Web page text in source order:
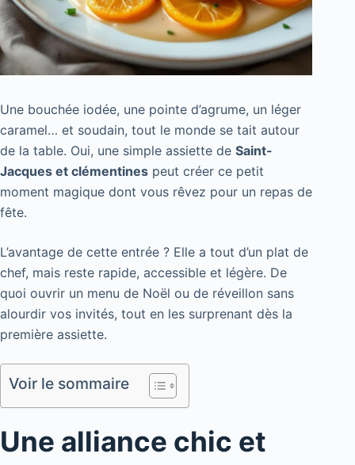
Une bouchée iodée, une pointe d’agrume, un léger
caramel… et soudain, tout le monde se tait autour
de la table. Oui, une simple assiette de Saint-
Jacques et clémentines peut créer ce petit
moment magique dont vous rêvez pour un repas de
fête.
L’avantage de cette entrée ? Elle a tout d’un plat de
chef, mais reste rapide, accessible et légère. De
quoi ouvrir un menu de Noël ou de réveillon sans
alourdir vos invités, tout en les surprenant dès la
première assiette.
Voir le sommaire
Une alliance chic et